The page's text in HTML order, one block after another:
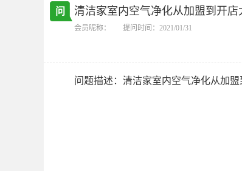
问 清洁家室内空气净化从加盟到开店
会员昵称： 提问时间：2021/01/31
问题描述：清洁家室内空气净化从加盟